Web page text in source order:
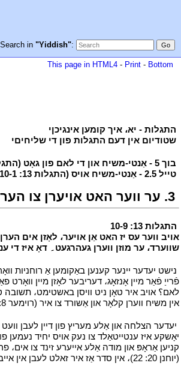
Search in "Yiddish":
This page in HTML4 - Print - Bottom
התגלות - יא، איך קומען אינגיכןי
שטודיום אין דעם התגלות פון די שליחיםי
בוך 5 - אַנטי-משיח און די לאם פון גאָט (התגלות 13: 1 - 16: 21) דעוואַסטייטינג שיסל משפטים
טייל 2.5 - אַנטי-משיח אויס (התגלות 13: 10-1)
3. ער ווער האט אויערן צו הערן זאל הערן (התגלות 13: 10-9)
התגלות 13: 10-9
שווערד، ער מוזן ווערן געהרגעט۔ דאָ איז די
פֿרייַ פֿאַר מיין אָנזאָג، דעריבער לאָזן מיין וואָרט
לאם؟ אויב איר טאָן ניט וויסן באשטימט، תשובה
אין משיח ווערן קלאָר און אַשורד צו איר (רוימער 8: 16-14۔26-28﴾۔
יעדער הצלחה און אַלע מעריץ פון דיין לעבן וועט
קניען אַראָפּ און מודה אַלע אייערע זינד צו אים،
(יוחנן 20: 22)، אין סדר אַז איר זאלט לעבן אין אייביקייט דורך דיין ראַטעווער، מיט אים און אין אים۔